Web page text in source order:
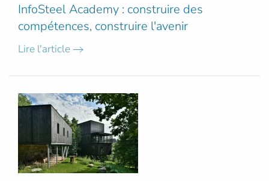
InfoSteel Academy : construire des
compétences, construire l'avenir
Lire l'article